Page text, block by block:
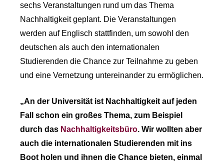
sechs Veranstaltungen rund um das Thema
Nachhaltigkeit geplant. Die Veranstaltungen
werden auf Englisch stattfinden, um sowohl den
deutschen als auch den internationalen
Studierenden die Chance zur Teilnahme zu geben
und eine Vernetzung untereinander zu ermöglichen.
„An der Universität ist Nachhaltigkeit auf jeden
Fall schon ein großes Thema, zum Beispiel
durch das Nachhaltigkeitsbüro. Wir wollten aber
auch die internationalen Studierenden mit ins
Boot holen und ihnen die Chance bieten, einmal